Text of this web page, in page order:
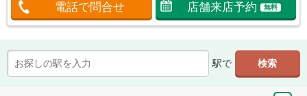
電話で問合せ 店舗来店予約 無料
駅で